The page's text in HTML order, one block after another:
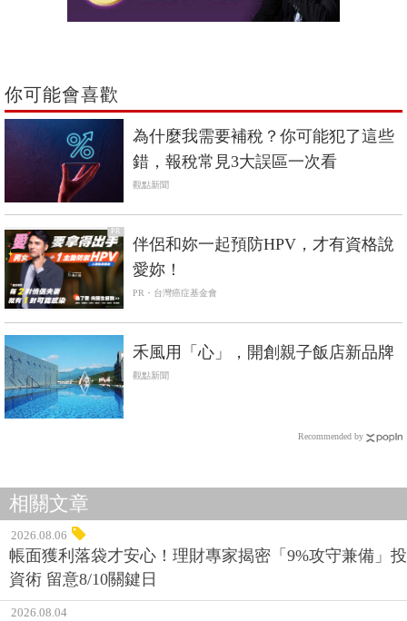
你可能會喜歡
為什麼我需要補稅？你可能犯了這些
錯，報稅常見3大誤區一次看
觀點新聞
PR
伴侶和妳一起預防HPV，才有資格說
愛妳！
PR・台灣癌症基金會
禾風用「心」，開創親子飯店新品牌
觀點新聞
Recommended by
相關文章
2026.08.06
帳面獲利落袋才安心！理財專家揭密「9%攻守兼備」投
資術 留意8/10關鍵日
2026.08.04